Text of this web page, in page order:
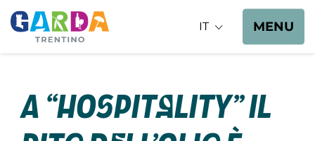
IT MENU
A “Hospitality” il